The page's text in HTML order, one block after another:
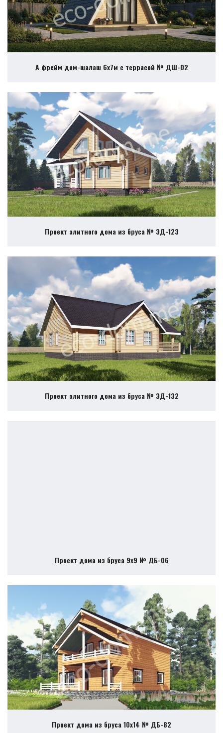
А фрейм дом-шалаш 6х7м с террасой № ДШ-02
Проект элитного дома из бруса № ЭД-123
Проект элитного дома из бруса № ЭД-132
Проект дома из бруса 9х9 № ДБ-06
Проект дома из бруса 10х14 № ДБ-82